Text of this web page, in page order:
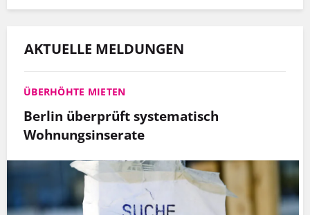
AKTUELLE MELDUNGEN
ÜBERHÖHTE MIETEN
Berlin überprüft systematisch
Wohnungsinserate